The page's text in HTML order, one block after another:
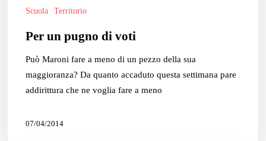
Scuola Territorio
Per un pugno di voti
Può Maroni fare a meno di un pezzo della sua
maggioranza? Da quanto accaduto questa settimana pare
addirittura che ne voglia fare a meno
07/04/2014